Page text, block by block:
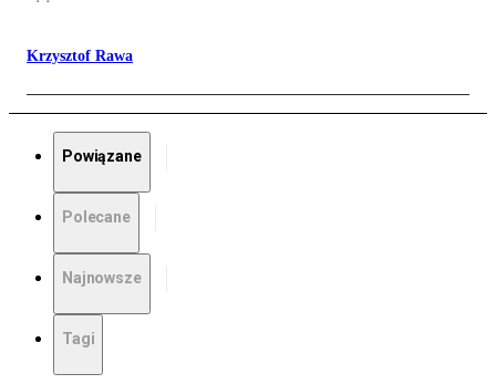
Krzysztof Rawa
Powiązane
Polecane
Najnowsze
Tagi